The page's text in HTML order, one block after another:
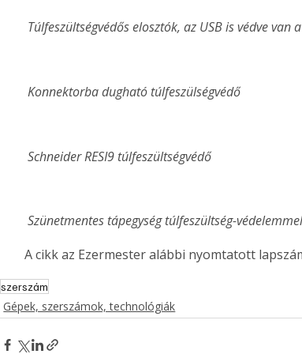
Túlfeszültségvédős elosztók, az USB is védve van
Konnektorba dugható túlfeszülségvédő
Schneider RESI9 túlfeszültségvédő
Szünetmentes tápegység túlfeszültség-
A cikk az Ezermester alábbi nyomtatott
szerszám
Gépek, szerszámok, technológiák